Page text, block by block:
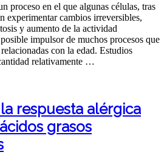
proceso en el que algunas células, tras
experimentar cambios irreversibles,
y aumento de la actividad
impulsor de muchos procesos que
con la edad. Estudios
relativamente …
respuesta alérgica
grasos